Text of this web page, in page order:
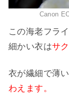
Canon
この海老フラ
細かい衣はサ
衣が繊細で薄い
わえます。